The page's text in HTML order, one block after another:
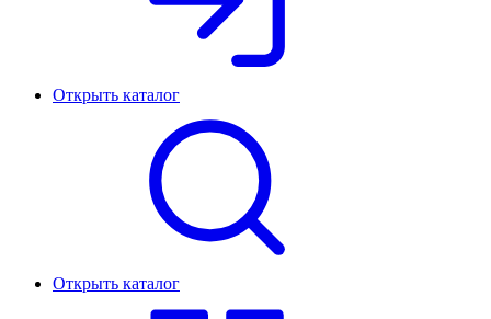
Открыть каталог
Открыть каталог